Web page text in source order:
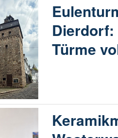
Türme